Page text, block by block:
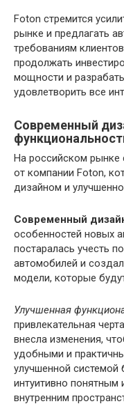
Foton стремится
рынке и предлагать
требованиям
продолжать
мощности и
удовлетворить все
Современный
На российском рынке
от компании Foton,
дизайном и
Современный
особенностей новых
постаралась учесть
автомобилей и
модели, которые
Улучшенная
привлекательная
внесла изменения,
удобными и
улучшенной системой
интуитивно
внутренним